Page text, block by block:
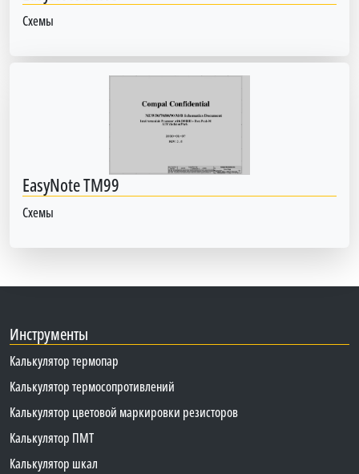
Схемы
EasyNote TM99
Схемы
Инструменты
Калькулятор термопар
Калькулятор термосопротивлений
Калькулятор цветовой маркировки резисторов
Калькулятор ПМТ
Калькулятор шкал